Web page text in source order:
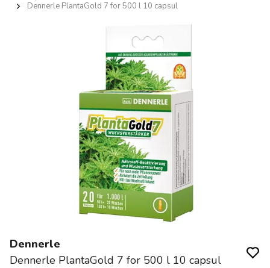
Dennerle PlantaGold 7 for 500 l 10 capsul
Dennerle
Dennerle PlantaGold 7 for 500 l 10 capsul